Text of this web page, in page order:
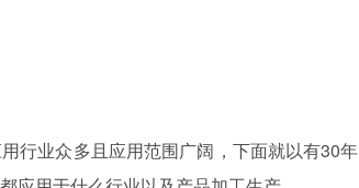
行业众多且应用范围广阔，下面就以有30年